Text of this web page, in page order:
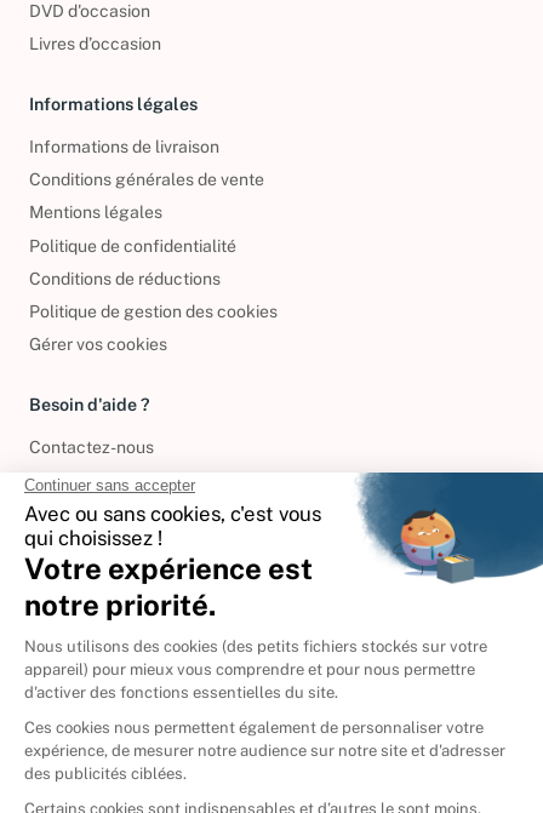
DVD d'occasion
Livres d’occasion
Informations légales
Informations de livraison
Conditions générales de vente
Mentions légales
Politique de confidentialité
Conditions de réductions
Politique de gestion des cookies
Gérer vos cookies
Besoin d'aide ?
Contactez-nous
International
🇪🇸Espagne
🇮🇹Italie
Donner vos livres